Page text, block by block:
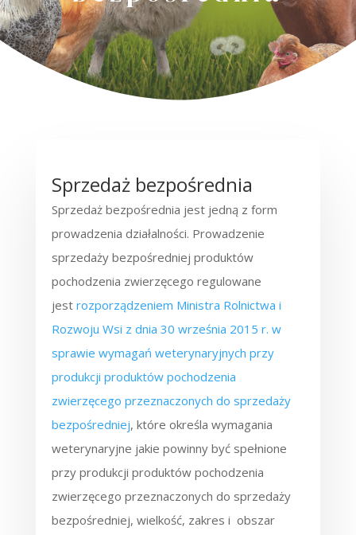
Sprzedaż bezpośrednia
Sprzedaż bezpośrednia jest jedną z form
prowadzenia działalności. Prowadzenie
sprzedaży bezpośredniej produktów
pochodzenia zwierzęcego regulowane
jest rozporządzeniem Ministra Rolnictwa i
Rozwoju Wsi z dnia 30 września 2015 r. w
sprawie wymagań weterynaryjnych przy
produkcji produktów pochodzenia
zwierzęcego przeznaczonych do sprzedaży
bezpośredniej, które określa wymagania
weterynaryjne jakie powinny być spełnione
przy produkcji produktów pochodzenia
zwierzęcego przeznaczonych do sprzedaży
bezpośredniej, wielkość, zakres i obszar